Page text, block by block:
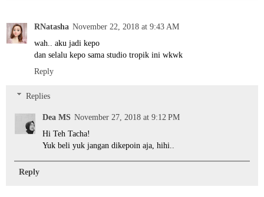
RNatasha November 22, 2018 at 9:43 AM
wah.. aku jadi kepo
dan selalu kepo sama studio tropik ini wkwk
Reply
Replies
Dea MS November 27, 2018 at 9:12 PM
Hi Teh Tacha!
Yuk beli yuk jangan dikepoin aja, hihi..
Reply